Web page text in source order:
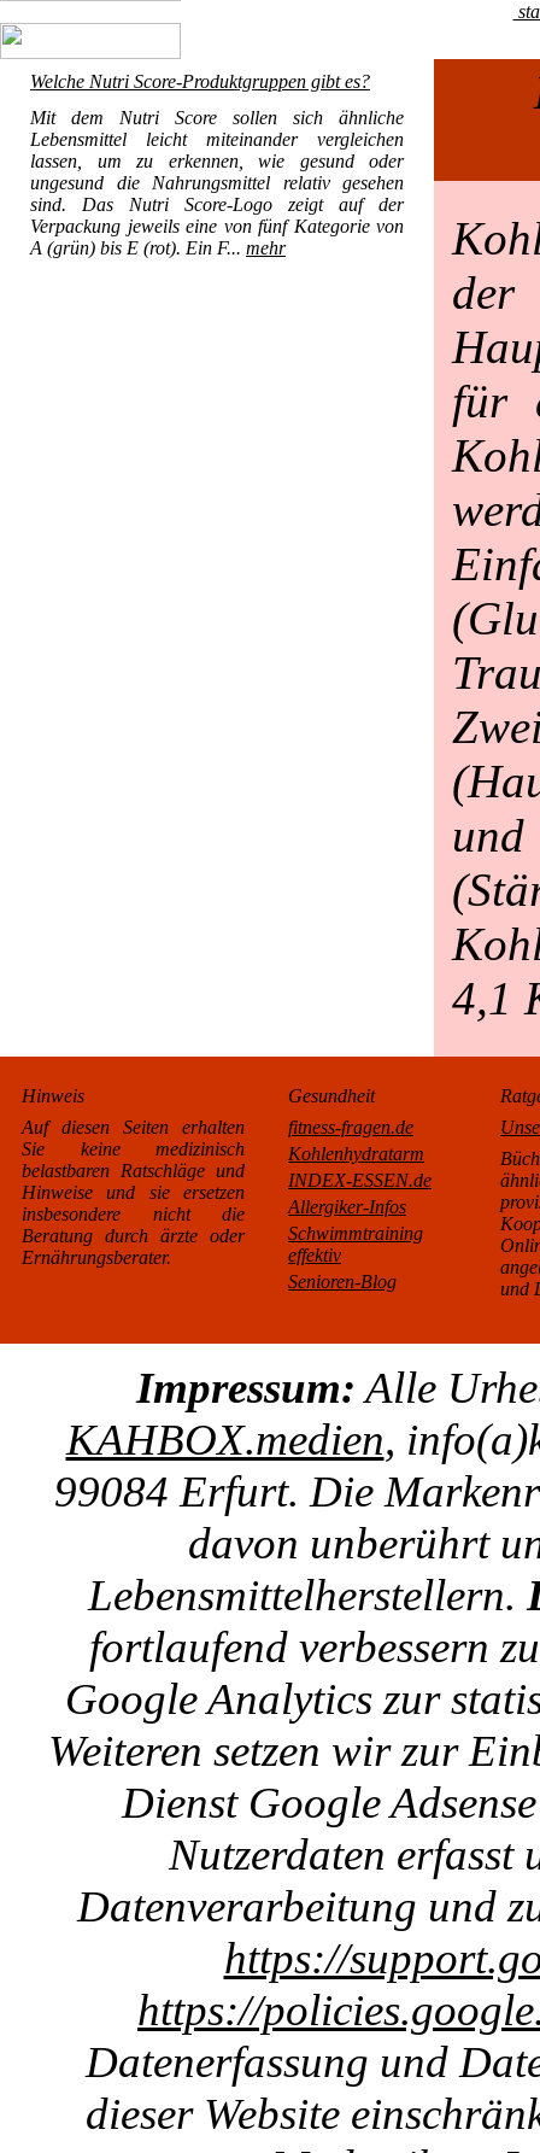
Welche Nutri Score-Produktgruppen gibt es?
Mit dem Nutri Score sollen sich ähnliche
Lebensmittel leicht miteinander vergleichen
lassen, um zu erkennen, wie gesund oder
ungesund die Nahrungsmittel relativ gesehen
sind. Das Nutri Score-Logo zeigt auf der
Verpackung jeweils eine von fünf Kategorie von
A (grün) bis E (rot). Ein F... mehr
der
für
4,1
Hinweis
Auf diesen Seiten erhalten
Sie keine medizinisch
belastbaren Ratschläge und
Hinweise und sie ersetzen
insbesondere nicht die
Beratung durch ärzte oder
Ernährungsberater.
Gesundheit
fitness-fragen.de
Kohlenhydratarm
INDEX-ESSEN.de
Allergiker-Infos
Schwimmtraining
effektiv
Senioren-Blog
und
Impressum: Alle
KAHBOX.medien,
99084 Erfurt. Die
davon unberührt
Lebensmittelherstellern.
fortlaufend verbessern
Google Analytics zur
Weiteren setzen wir zur
Dienst Google
Nutzerdaten erfasst
Datenverarbeitung und
https://
https://
Datenerfassung und
dieser Website